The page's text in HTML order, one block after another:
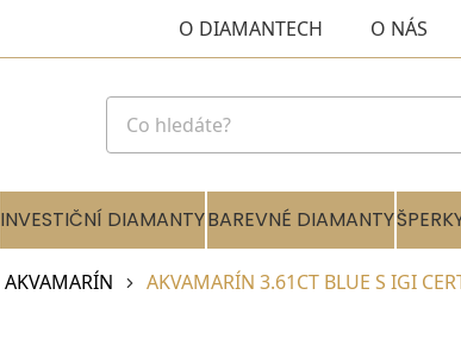
O DIAMANTECH O NÁS
INVESTIČNÍ DIAMANTYBAREVNÉ DIAMANTY
AKVAMARÍN AKVAMARÍN 3.61CT BLUE S IGI